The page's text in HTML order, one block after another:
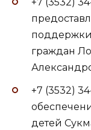
граждан
+7 (3532)
детей